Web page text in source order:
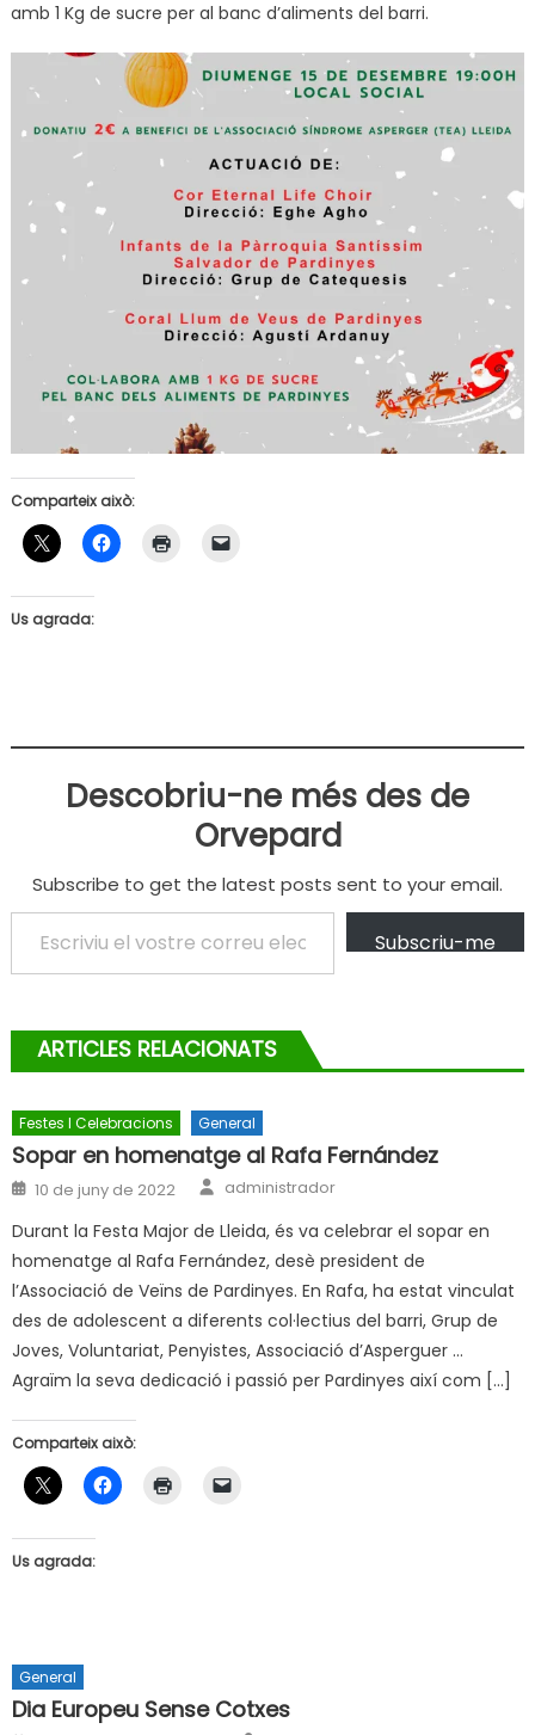
amb 1 Kg de sucre per al banc d’aliments del barri.
Comparteix això:
Us agrada:
Descobriu-ne més des de
Orvepard
Subscribe to get the latest posts sent to your email.
Escriviu el vostre correu electrònic…
Subscriu-me
ARTICLES RELACIONATS
Festes I Celebracions General
Sopar en homenatge al Rafa Fernández
Posted
on
10 de juny de 2022 Author
administrador
Durant la Festa Major de Lleida, és va celebrar el sopar en
homenatge al Rafa Fernández, desè president de
l’Associació de Veïns de Pardinyes. En Rafa, ha estat vinculat
des de adolescent a diferents col·lectius del barri, Grup de
Joves, Voluntariat, Penyistes, Associació d’Asperguer …
Agraïm la seva dedicació i passió per Pardinyes així com […]
Comparteix això:
Us agrada:
General
Dia Europeu Sense Cotxes